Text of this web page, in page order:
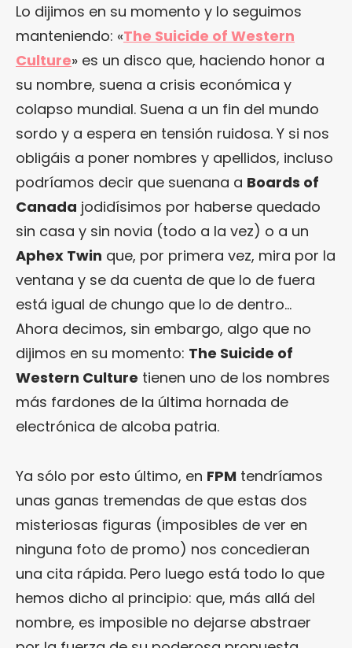
Lo dijimos en su momento y lo seguimos
manteniendo: «The Suicide of Western
Culture» es un disco que, haciendo honor a
su nombre, suena a crisis económica y
colapso mundial. Suena a un fin del mundo
sordo y a espera en tensión ruidosa. Y si nos
obligáis a poner nombres y apellidos, incluso
podríamos decir que suenana a Boards of
Canada jodidísimos por haberse quedado
sin casa y sin novia (todo a la vez) o a un
Aphex Twin que, por primera vez, mira por la
ventana y se da cuenta de que lo de fuera
está igual de chungo que lo de dentro…
Ahora decimos, sin embargo, algo que no
dijimos en su momento: The Suicide of
Western Culture tienen uno de los nombres
más fardones de la última hornada de
electrónica de alcoba patria.
Ya sólo por esto último, en FPM tendríamos
unas ganas tremendas de que estas dos
misteriosas figuras (imposibles de ver en
ninguna foto de promo) nos concedieran
una cita rápida. Pero luego está todo lo que
hemos dicho al principio: que, más allá del
nombre, es imposible no dejarse abstraer